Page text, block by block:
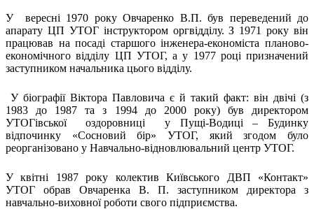
Львівська область
Миколаївська область
Одеська область
Полтавська область
Сумська область
Тернопільська область
Харківська область
Херсонська область
Черкаська область
Чернівецька область
Чернігівська область
У вересні 1970 року Овчаренко В.П. був переведений до
апарату ЦП УТОГ інструктором оргвідділу. З 1971 року він
працював на посаді старшого інженера-економіста планово-
економічного відділу ЦП УТОГ, а у 1977 році призначений
заступником начальника цього відділу.
У біографії Віктора Павловича є й такий факт: він двічі (з
1983 до 1987 та з 1994 до 2000 року) був директором
УТОГівської оздоровниці у Пущі-Водиці – Будинку
відпочинку «Сосновий бір» УТОГ, який згодом було
реорганізовано у Навчально-відновлювальний центр УТОГ.
У квітні 1987 року колектив Київського ДВП «Контакт»
УТОГ обрав Овчаренка В. П. заступником директора з
навчально-виховної роботи свого підприємства.